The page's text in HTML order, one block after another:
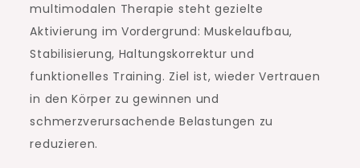
multimodalen Therapie steht gezielte
Aktivierung im Vordergrund: Muskelaufbau,
Stabilisierung, Haltungskorrektur und
funktionelles Training. Ziel ist, wieder Vertrauen
in den Körper zu gewinnen und
schmerzverursachende Belastungen zu
reduzieren.